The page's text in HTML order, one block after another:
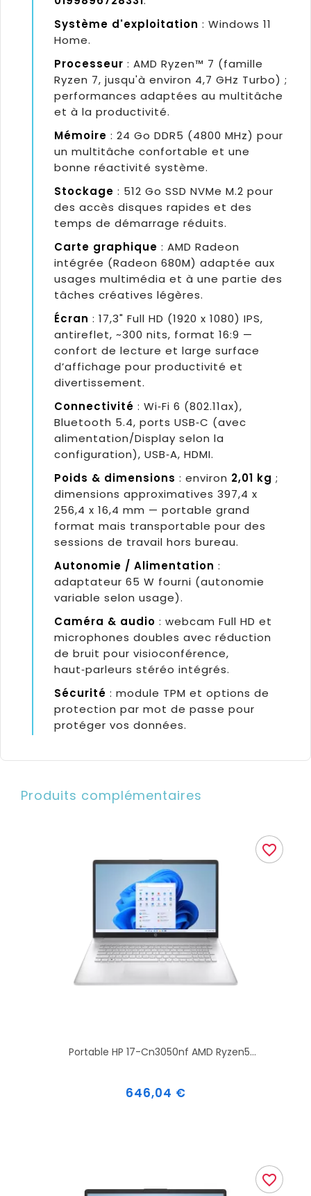
Système d'exploitation : Windows 11
Home.
Processeur : AMD Ryzen™ 7 (famille
Ryzen 7, jusqu'à environ 4,7 GHz Turbo) ;
performances adaptées au multitâche
et à la productivité.
Mémoire : 24 Go DDR5 (4800 MHz) pour
un multitâche confortable et une
bonne réactivité système.
Stockage : 512 Go SSD NVMe M.2 pour
des accès disques rapides et des
temps de démarrage réduits.
Carte graphique : AMD Radeon
intégrée (Radeon 680M) adaptée aux
usages multimédia et à une partie des
tâches créatives légères.
Écran : 17,3" Full HD (1920 x 1080) IPS,
antireflet, ~300 nits, format 16:9 —
confort de lecture et large surface
d’affichage pour productivité et
divertissement.
Connectivité : Wi‑Fi 6 (802.11ax),
Bluetooth 5.4, ports USB‑C (avec
alimentation/Display selon la
configuration), USB‑A, HDMI.
Poids & dimensions : environ 2,01 kg ;
dimensions approximatives 397,4 x
256,4 x 16,4 mm — portable grand
format mais transportable pour des
sessions de travail hors bureau.
Autonomie / Alimentation :
adaptateur 65 W fourni (autonomie
variable selon usage).
Caméra & audio : webcam Full HD et
microphones doubles avec réduction
de bruit pour visioconférence,
haut‑parleurs stéréo intégrés.
Sécurité : module TPM et options de
protection par mot de passe pour
protéger vos données.
Produits complémentaires
Portable HP 17-Cn3050nf AMD Ryzen5...
Prix
646,04 €
favorite_border
favorite_border